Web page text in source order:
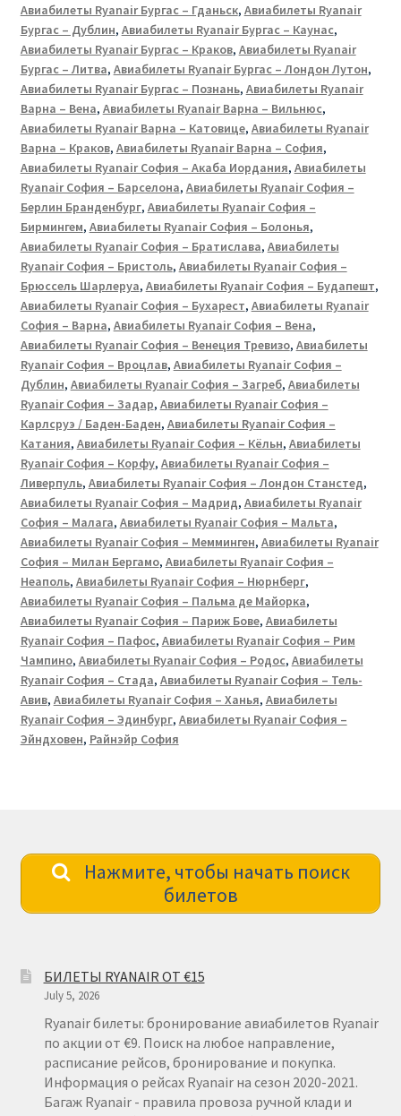
Авиабилеты Ryanair Бургас – Гданьск, Авиабилеты Ryanair
Бургас – Дублин, Авиабилеты Ryanair Бургас – Каунас,
Авиабилеты Ryanair Бургас – Краков, Авиабилеты Ryanair
Бургас – Литва, Авиабилеты Ryanair Бургас – Лондон Лутон,
Авиабилеты Ryanair Бургас – Познань, Авиабилеты Ryanair
Варна – Вена, Авиабилеты Ryanair Варна – Вильнюс,
Авиабилеты Ryanair Варна – Катовице, Авиабилеты Ryanair
Варна – Краков, Авиабилеты Ryanair Варна – София,
Авиабилеты Ryanair София – Акаба Иордания, Авиабилеты
Ryanair София – Барселона, Авиабилеты Ryanair София –
Берлин Бранденбург, Авиабилеты Ryanair София –
Бирмингем, Авиабилеты Ryanair София – Болонья,
Авиабилеты Ryanair София – Братислава, Авиабилеты
Ryanair София – Бристоль, Авиабилеты Ryanair София –
Брюссель Шарлеруа, Авиабилеты Ryanair София – Будапешт,
Авиабилеты Ryanair София – Бухарест, Авиабилеты Ryanair
София – Варна, Авиабилеты Ryanair София – Вена,
Авиабилеты Ryanair София – Венеция Тревизо, Авиабилеты
Ryanair София – Вроцлав, Авиабилеты Ryanair София –
Дублин, Авиабилеты Ryanair София – Загреб, Авиабилеты
Ryanair София – Задар, Авиабилеты Ryanair София –
Карлсруэ / Баден-Баден, Авиабилеты Ryanair София –
Катания, Авиабилеты Ryanair София – Кёльн, Авиабилеты
Ryanair София – Корфу, Авиабилеты Ryanair София –
Ливерпуль, Авиабилеты Ryanair София – Лондон Станстед,
Авиабилеты Ryanair София – Мадрид, Авиабилеты Ryanair
София – Малага, Авиабилеты Ryanair София – Мальта,
Авиабилеты Ryanair София – Мемминген, Авиабилеты Ryanair
София – Милан Бергамо, Авиабилеты Ryanair София –
Неаполь, Авиабилеты Ryanair София – Нюрнберг,
Авиабилеты Ryanair София – Пальма де Майорка,
Авиабилеты Ryanair София – Париж Бове, Авиабилеты
Ryanair София – Пафос, Авиабилеты Ryanair София – Рим
Чампино, Авиабилеты Ryanair София – Родос, Авиабилеты
Ryanair София – Стада, Авиабилеты Ryanair София – Тель-
Авив, Авиабилеты Ryanair София – Ханья, Авиабилеты
Ryanair София – Эдинбург, Авиабилеты Ryanair София –
Эйндховен, Райнэйр София
Нажмите, чтобы начать поиск
билетов
БИЛЕТЫ RYANAIR ОТ €15
July 5, 2026
Ryanair билеты: бронирование авиабилетов Ryanair
по акции от €9. Поиск на любое направление,
расписание рейсов, бронирование и покупка.
Информация о рейсах Ryanair на сезон 2020-2021.
Багаж Ryanair - правила провоза ручной клади и